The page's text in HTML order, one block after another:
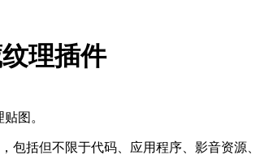
理插件
图。
包括但不限于代码、应用程序、影音资源